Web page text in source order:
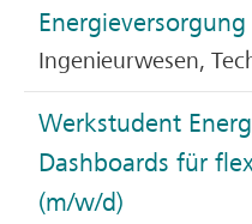
Ingenieurwesen,
Werkstudent
Dashboards für
(m/w/d)